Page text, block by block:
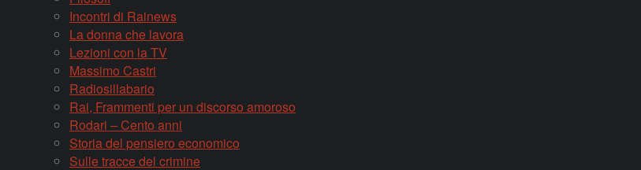
Incontri di Rainews
La donna che lavora
Lezioni con la TV
Massimo Castri
Radiosillabario
Rai, Frammenti per un discorso amoroso
Rodari – Cento anni
Storia del pensiero economico
Sulle tracce del crimine